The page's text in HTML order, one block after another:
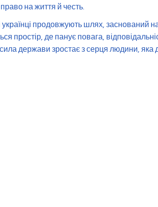
на життя й честь.
українці продовжують шлях, заснований на
простір, де панує повага,
держави зростає з серця людини, яка